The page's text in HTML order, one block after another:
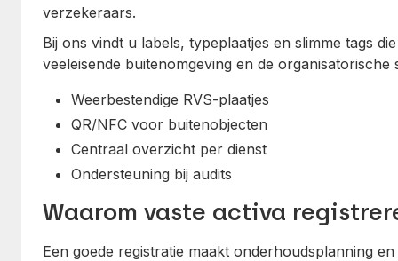
verzekeraars.
Bij ons vindt u labels, typeplaatjes en slimme tags
veeleisende buitenomgeving en de
Weerbestendige RVS-plaatjes
QR/NFC voor buitenobjecten
Centraal overzicht per dienst
Ondersteuning bij audits
Waarom vaste activa
Een goede registratie maakt onderhoudsplanning